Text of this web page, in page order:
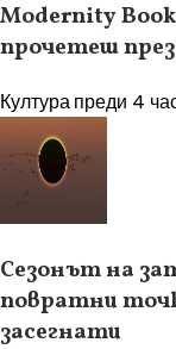
Modernity
прочетеш
Културапреди 4
Сезонът на
повратни
засегнати